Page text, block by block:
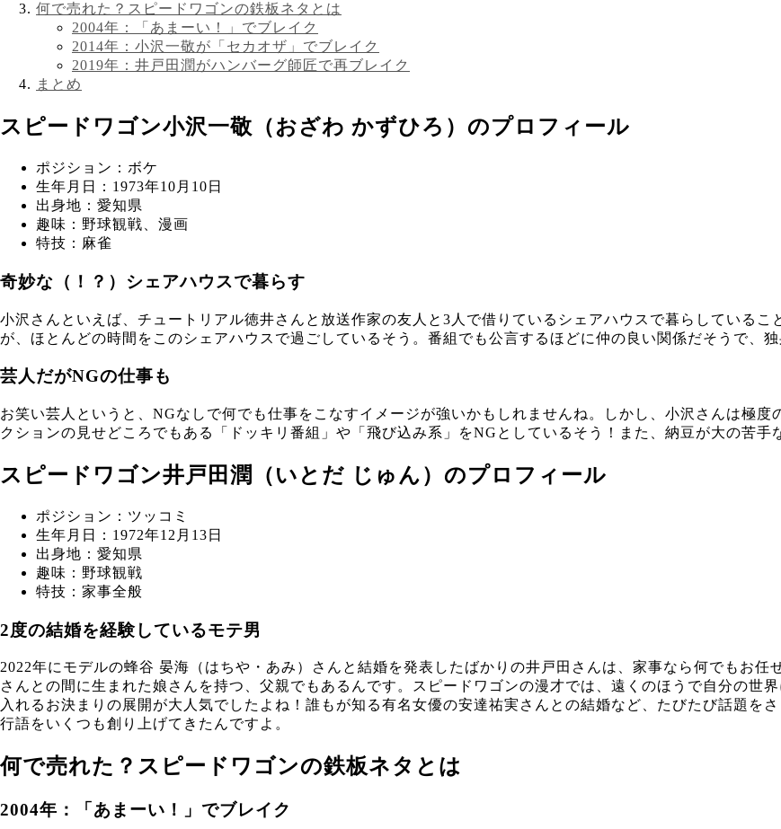
何で売れた？スピードワゴンの鉄板ネタとは
2004年：「あまーい！」でブレイク
2014年：小沢一敬が「セカオザ」でブレイク
2019年：井戸田潤がハンバーグ師匠で再ブレイク
まとめ
スピードワゴン小沢一敬（おざわ かずひろ）のプロフィール
ポジション：ボケ
生年月日：1973年10月10日
出身地：愛知県
趣味：野球観戦、漫画
特技：麻雀
奇妙な（！？）シェアハウスで暮らす
小沢さんといえば、チュートリアル徳井さんと放送作家の友人と3人で借りているシェアハウスで暮らしている
が、ほとんどの時間をこのシェアハウスで過ごしているそう。番組でも公言するほどに仲の良い関係だそうで、
芸人だがNGの仕事も
お笑い芸人というと、NGなしで何でも仕事をこなすイメージが強いかもしれませんね。しかし、小沢さんは極
クションの見せどころでもある「ドッキリ番組」や「飛び込み系」をNGとしているそう！また、納豆が大の苦手
スピードワゴン井戸田潤（いとだ じゅん）のプロフィール
ポジション：ツッコミ
生年月日：1972年12月13日
出身地：愛知県
趣味：野球観戦
特技：家事全般
2度の結婚を経験しているモテ男
2022年にモデルの蜂谷 晏海（はちや・あみ）さんと結婚を発表したばかりの井戸田さんは、家事なら何でもお
さんとの間に生まれた娘さんを持つ、父親でもあるんです。スピードワゴンの漫才では、遠くのほうで自分の世
入れるお決まりの展開が大人気でしたよね！誰もが知る有名女優の安達祐実さんとの結婚など、たびたび話題を
行語をいくつも創り上げてきたんですよ。
何で売れた？スピードワゴンの鉄板ネタとは
2004年：「あまーい！」でブレイク